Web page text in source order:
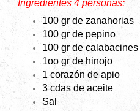
Ingredientes 4 personas:
100 gr de zanahorias
100 gr de pepino
100 gr de calabacines
1oo gr de hinojo
1 corazón de apio
3 cdas de aceite
Sal